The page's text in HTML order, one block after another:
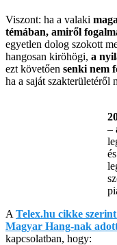
Viszont: ha a valaki
témában, amiről
egyetlen dolog szokott
hangosan kiröhögi, a
ezt követően senki nem
ha a saját szakterületéről
–
A Telex.hu cikke
Magyar Hang-nak
kapcsolatban, hogy: